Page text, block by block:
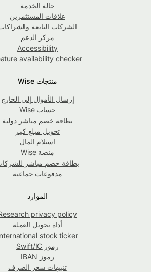
حالة الخدمة
علاقات المستثمرين
الشركات التابعة والشراكات
مركز الدعم
Accessibility
Feature availability checker
منتجات Wise
إرسال الأموال إلى الخارج
حساب Wise
بطاقة خصم مباشر دولية
تحويل مبلغ كبير
استلام المال
منصة Wise
بطاقة خصم مباشر للشركات
مدفوعات جماعية
الموارد
Research privacy policy
أداة تحويل العملة
International stock ticker
رموز Swift/IC
رموز IBAN
تنبيهات سعر الصرف